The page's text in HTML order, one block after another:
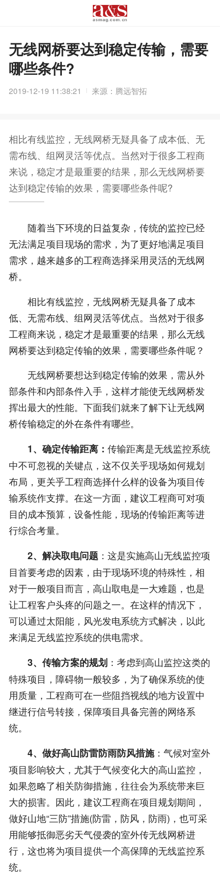
无线网桥要达到稳定传输，需要
哪些条件?
2019-12-19 11:38:21 来源：腾远智拓
相比有线监控，无线网桥无疑具备了成本低、无
需布线、组网灵活等优点。当然对于很多工程商
来说，稳定才是最重要的结果，那么无线网桥要
达到稳定传输的效果，需要哪些条件呢?
随着当下环境的日益复杂，传统的监控已经
无法满足项目现场的需求，为了更好地满足项目
需求，越来越多的工程商选择采用灵活的无线网
桥。
相比有线监控，无线网桥无疑具备了成本
低、无需布线、组网灵活等优点。当然对于很多
工程商来说，稳定才是最重要的结果，那么无线
网桥要达到稳定传输的效果，需要哪些条件呢？
无线网桥要想达到稳定传输的效果，需从外
部条件和内部条件入手，这样才能使无线网桥发
挥出最大的性能。下面我们就来了解下让无线网
桥传输稳定的外在条件有哪些。
1、确定传输距离： 传输距离是无线监控系统
中不可忽视的关键点，这不仅关乎现场如何规划
布局，更关乎工程商选择什么样的设备为项目传
输系统作支撑。在这一方面，建议工程商可对项
目的成本预算，设备性能，现场的传输距离等进
行综合考量。
2、解决取电问题：这是实施高山无线监控项
目首要考虑的因素，由于现场环境的特殊性，相
对于一般项目而言，高山取电是一大难题，也是
让工程客户头疼的问题之一。在这样的情况下，
可以通过太阳能，风光发电系统方式解决，以此
来满足无线监控系统的供电需求。
3、传输方案的规划：考虑到高山监控这类的
特殊项目，障碍物一般较多，为了确保系统的使
用质量，工程商可在一些阻挡视线的地方设置中
继进行信号转接，保障项目具备完善的网络系
统。
4、做好高山防雷防雨防风措施：气候对室外
项目影响较大，尤其于气候变化大的高山监控，
如果忽略了相关防御措施，往往会为系统带来巨
大的损害。因此，建议工程商在项目规划期间，
做好山地“三防”措施(防雷，防风，防雨)，也可采
用能够抵御恶劣天气侵袭的室外传无线网桥进
行，这也将为项目提供一个高保障的无线监控系
统。